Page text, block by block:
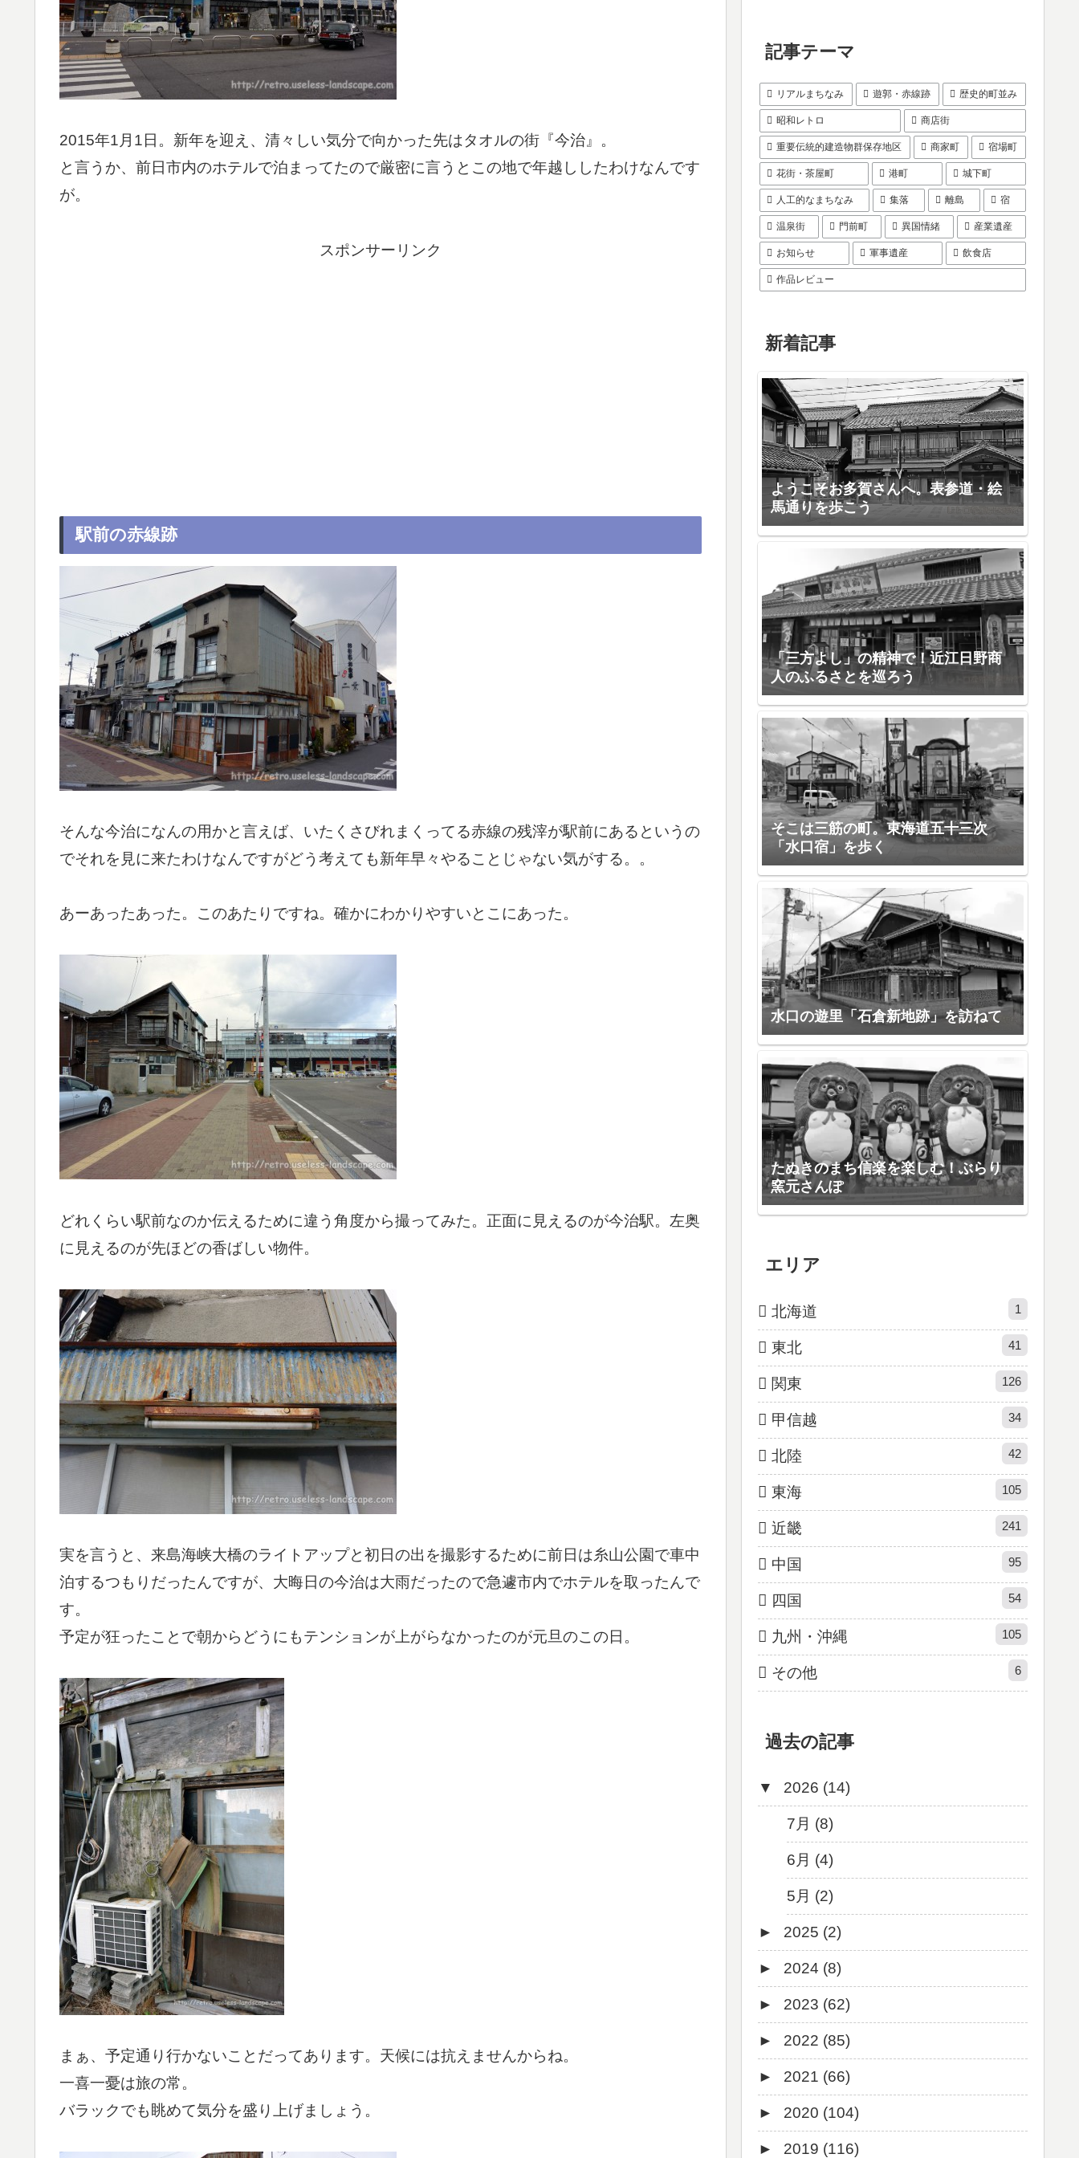
2015年1月1日。新年を迎え、清々しい気分で向かった先はタオルの街『今治』。
と言うか、前日市内のホテルで泊まってたので厳密に言うとこの地で年越ししたわけなんです
が。
スポンサーリンク
駅前の赤線跡
そんな今治になんの用かと言えば、いたくさびれまくってる赤線の残滓が駅前にあるというの
でそれを見に来たわけなんですがどう考えても新年早々やることじゃない気がする。。
あーあったあった。このあたりですね。確かにわかりやすいとこにあった。
どれくらい駅前なのか伝えるために違う角度から撮ってみた。正面に見えるのが今治駅。左奥
に見えるのが先ほどの香ばしい物件。
実を言うと、来島海峡大橋のライトアップと初日の出を撮影するために前日は糸山公園で車中
泊するつもりだったんですが、大晦日の今治は大雨だったので急遽市内でホテルを取ったんで
す。
予定が狂ったことで朝からどうにもテンションが上がらなかったのが元旦のこの日。
まぁ、予定通り行かないことだってあります。天候には抗えませんからね。
一喜一憂は旅の常。
バラックでも眺めて気分を盛り上げましょう。
記事テーマ
リアルまちなみ 遊郭・赤線跡 歴史的町並み
昭和レトロ 商店街
重要伝統的建造物群保存地区 商家町 宿場町
花街・茶屋町 港町 城下町
人工的なまちなみ 集落 離島 宿
温泉街 門前町 異国情緒 産業遺産
お知らせ 軍事遺産 飲食店
作品レビュー
新着記事
ようこそお多賀さんへ。表参道・絵
馬通りを歩こう
「三方よし」の精神で！近江日野商
人のふるさとを巡ろう
そこは三筋の町。東海道五十三次
「水口宿」を歩く
水口の遊里「石倉新地跡」を訪ねて
たぬきのまち信楽を楽しむ！ぶらり
窯元さんぽ
エリア
北海道 1
東北 41
関東 126
甲信越 34
北陸 42
東海 105
近畿 241
中国 95
四国 54
九州・沖縄 105
その他 6
過去の記事
▼ 2026 (14)
7月 (8)
6月 (4)
5月 (2)
► 2025 (2)
12月 (1)
6月 (1)
► 2024 (8)
8月 (1)
7月 (1)
5月 (2)
4月 (3)
3月 (1)
► 2023 (62)
9月 (1)
8月 (1)
7月 (8)
6月 (5)
► 2022 (85)
12月 (3)
10月 (1)
9月 (4)
► 2021 (66)
12月 (4)
11月 (8)
► 2020 (104)
12月 (7)
► 2019 (116)